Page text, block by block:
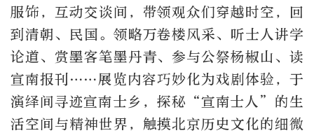
服饰，互动交谈间，带领观众们穿越时空，回
到清朝、民国。领略万卷楼风采、听士人讲学
论道、赏墨客笔墨丹青、参与公祭杨椒山、读
宣南报刊……展览内容巧妙化为戏剧体验，于
演绎间寻迹宣南士乡，探秘“宣南士人”的生
活空间与精神世界，触摸北京历史文化的细微